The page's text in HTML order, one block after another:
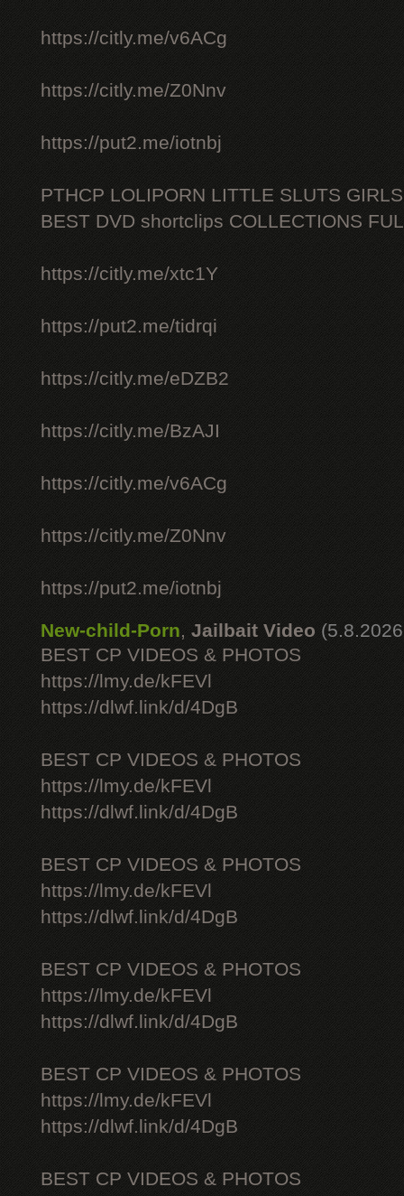
https://citly.me/v6ACg
https://citly.me/Z0Nnv
https://put2.me/iotnbj
PTHCP LOLIPORN LITTLE SLUTS
BEST DVD shortclips COLLECTIONS
https://citly.me/xtc1Y
https://put2.me/tidrqi
https://citly.me/eDZB2
https://citly.me/BzAJI
https://citly.me/v6ACg
https://citly.me/Z0Nnv
https://put2.me/iotnbj
New-child-Porn, Jailbait Video
BEST CP VIDEOS & PHOTOS
https://lmy.de/kFEVl
https://dlwf.link/d/4DgB
BEST CP VIDEOS & PHOTOS
https://lmy.de/kFEVl
https://dlwf.link/d/4DgB
BEST CP VIDEOS & PHOTOS
https://lmy.de/kFEVl
https://dlwf.link/d/4DgB
BEST CP VIDEOS & PHOTOS
https://lmy.de/kFEVl
https://dlwf.link/d/4DgB
BEST CP VIDEOS & PHOTOS
https://lmy.de/kFEVl
https://dlwf.link/d/4DgB
BEST CP VIDEOS & PHOTOS